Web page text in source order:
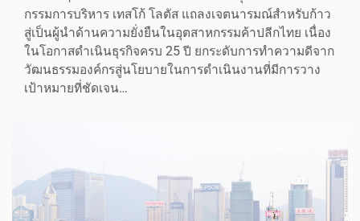
กรรมการบริหาร เทสโก้ โลตัส แถลงเจตนารมณ์สำหรับก้าว
สู่เป็นผู้นำด้านความยั่งยืนในอุตสาหกรรมค้าปลีกไทย เนื่อง
ในโอกาสดำเนินธุรกิจครบ 25 ปี ยกระดับการทำความดีจาก
วัฒนธรรมองค์กรสู่นโยบายในการดำเนินงานที่มีการวาง
เป้าหมายที่ชัดเจน…